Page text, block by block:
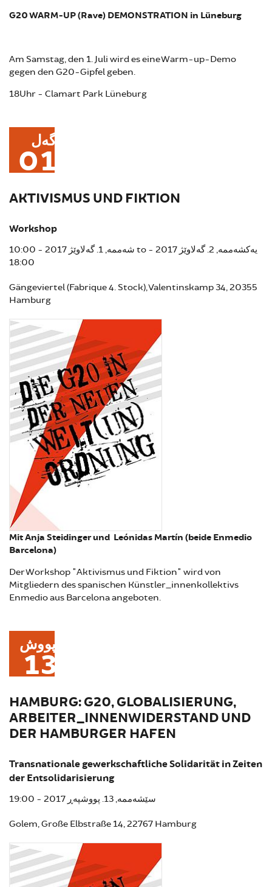
G20 WARM-UP (Rave) DEMONSTRATION in Lüneburg
Am Samstag, den 1. Juli wird es eine Warm-up-Demo
gegen den G20-Gipfel geben.
18Uhr - Clamart Park Lüneburg
گەل
01
AKTIVISMUS UND FIKTION
Workshop
شەممە, 1. گەلاوێژ 2017 - 10:00 to یەکشەممە, 2. گەلاوێژ 2017 -
18:00
Gängeviertel (Fabrique 4. Stock), Valentinskamp 34, 20355
Hamburg
Mit Anja Steidinger und Leónidas Martín (beide Enmedio
Barcelona)
Der Workshop "Aktivismus und Fiktion" wird von
Mitgliedern des spanischen Künstler_innenkollektivs
Enmedio aus Barcelona angeboten.
پووش
13
HAMBURG: G20, GLOBALISIERUNG,
ARBEITER_INNENWIDERSTAND UND
DER HAMBURGER HAFEN
Transnationale gewerkschaftliche Solidarität in Zeiten
der Entsolidarisierung
سێشەممە, 13. پووشپەڕ 2017 - 19:00
Golem, Große Elbstraße 14, 22767 Hamburg